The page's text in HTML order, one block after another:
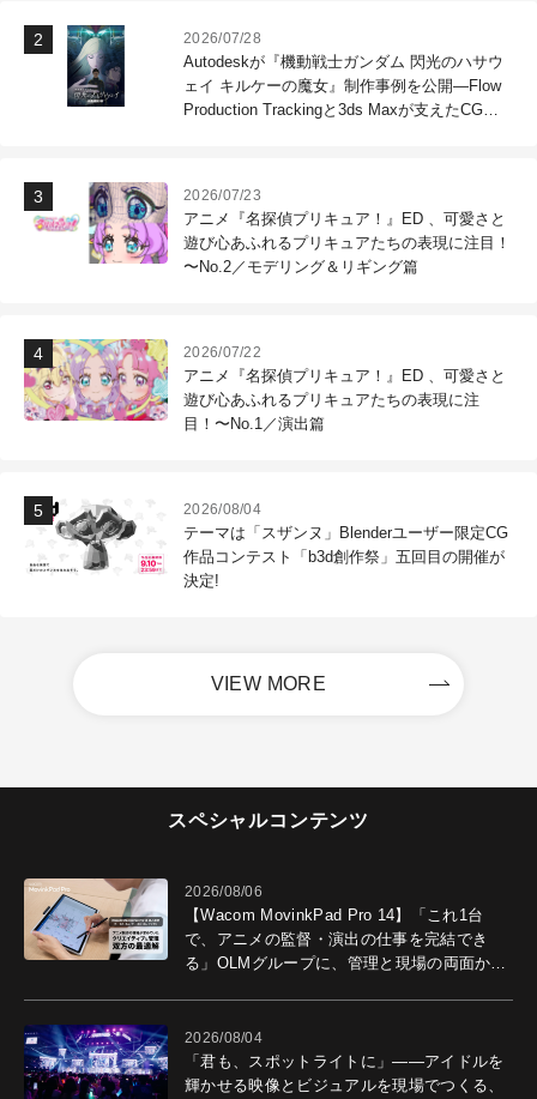
2026/07/28
Autodeskが『機動戦士ガンダム 閃光のハサウ
ェイ キルケーの魔女』制作事例を公開―Flow
Production Trackingと3ds Maxが支えたCG制
2026/07/23
アニメ『名探偵プリキュア！』ED 、可愛さと
遊び心あふれるプリキュアたちの表現に注目！
〜No.2／モデリング＆リギング篇
2026/07/22
アニメ『名探偵プリキュア！』ED 、可愛さと
遊び心あふれるプリキュアたちの表現に注
目！〜No.1／演出篇
2026/08/04
テーマは「スザンヌ」Blenderユーザー限定CG
作品コンテスト「b3d創作祭」五回目の開催が
決定!
VIEW MORE
スペシャルコンテンツ
2026/08/06
【Wacom MovinkPad Pro 14】「これ1台
で、アニメの監督・演出の仕事を完結でき
る」OLMグループに、管理と現場の両面から
2026/08/04
「君も、スポットライトに」――アイドルを
輝かせる映像とビジュアルを現場でつくる、